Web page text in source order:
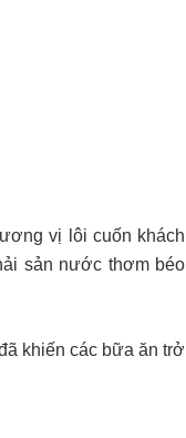
vị lôi cuốn khách
sản nước thơm béo
khiến các bữa ăn trở